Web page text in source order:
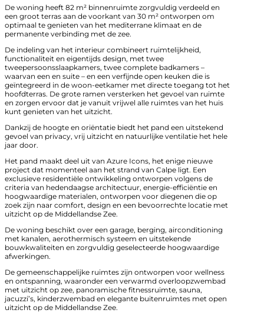
De woning heeft 82 m² binnenruimte zorgvuldig verdeeld en
een groot terras aan de voorkant van 30 m² ontworpen om
optimaal te genieten van het mediterrane klimaat en de
permanente verbinding met de zee.
De indeling van het interieur combineert ruimtelijkheid,
functionaliteit en eigentijds design, met twee
tweepersoonsslaapkamers, twee complete badkamers –
waarvan een en suite – en een verfijnde open keuken die is
geïntegreerd in de woon-eetkamer met directe toegang tot het
hoofdterras. De grote ramen versterken het gevoel van ruimte
en zorgen ervoor dat je vanuit vrijwel alle ruimtes van het huis
kunt genieten van het uitzicht.
Dankzij de hoogte en oriëntatie biedt het pand een uitstekend
gevoel van privacy, vrij uitzicht en natuurlijke ventilatie het hele
jaar door.
Het pand maakt deel uit van Azure Icons, het enige nieuwe
project dat momenteel aan het strand van Calpe ligt. Een
exclusieve residentiële ontwikkeling ontworpen volgens de
criteria van hedendaagse architectuur, energie-efficiëntie en
hoogwaardige materialen, ontworpen voor diegenen die op
zoek zijn naar comfort, design en een bevoorrechte locatie met
uitzicht op de Middellandse Zee.
De woning beschikt over een garage, berging, airconditioning
met kanalen, aerothermisch systeem en uitstekende
bouwkwaliteiten en zorgvuldig geselecteerde hoogwaardige
afwerkingen.
De gemeenschappelijke ruimtes zijn ontworpen voor wellness
en ontspanning, waaronder een verwarmd overloopzwembad
met uitzicht op zee, panoramische fitnessruimte, sauna,
jacuzzi’s, kinderzwembad en elegante buitenruimtes met open
uitzicht op de Middellandse Zee.